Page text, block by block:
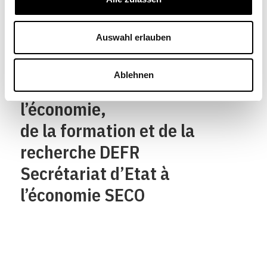
Auswahl erlauben
Ablehnen
Confédération suisse
Confederazione Svizzera
Confederaziun svizra
Département fédéral de
l’économie,
de la formation et de la
recherche DEFR
Secrétariat d’Etat à
l’économie SECO